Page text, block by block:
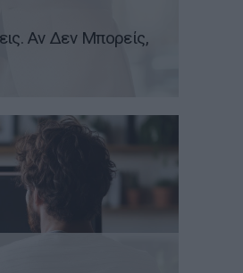
Αν Δεν Μπορείς,